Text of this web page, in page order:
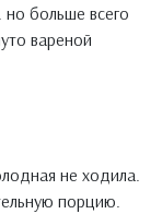
но больше всего
вареной
не ходила.
порцию.